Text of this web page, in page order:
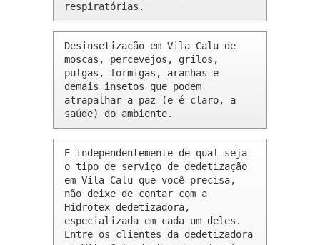
respiratórias.
Desinsetização em Vila Calu de
moscas, percevejos, grilos,
pulgas, formigas, aranhas e
demais insetos que podem
atrapalhar a paz (e é claro, a
saúde) do ambiente.
E independentemente de qual seja
o tipo de serviço de dedetização
em Vila Calu que você precisa,
não deixe de contar com a
Hidrotex dedetizadora,
especializada em cada um deles.
Entre os clientes da dedetizadora